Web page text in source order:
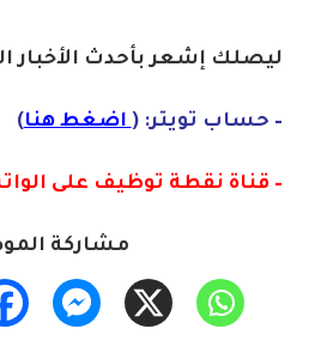
ليصلك إشعربأحدث الأخبار
– حساب تويتر: ( اضغط هنا)
– قناة نقطة توظيف على
مشاركة